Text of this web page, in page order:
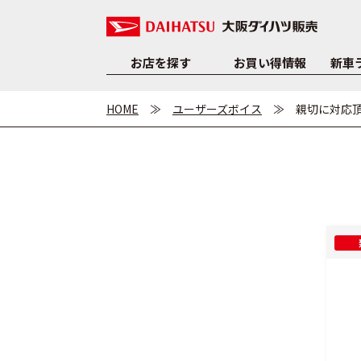
お店を探す お買い得情報 新車
HOME ユーザーズボイス 親切に対応